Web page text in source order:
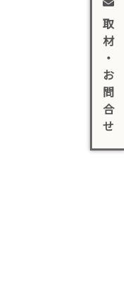
取
材
・
お
問
合
せ